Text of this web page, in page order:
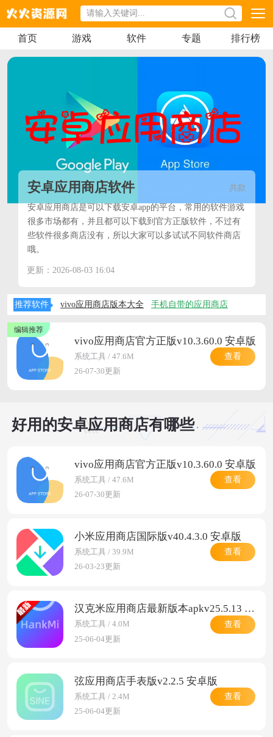
首页 游戏 软件 专题 排行榜
安卓应用商店软件 共款
安卓应用商店是可以下载安卓app的平台，常用的软件游戏
很多市场都有，并且都可以下载到官方正版软件，不过有
些软件很多商店没有，所以大家可以多试试不同软件商店
哦。
可以下载，在这里你可以看到应用商店华为应用市场下
等，快来看看吧。
更新：2026-08-03 16:04
推荐软件 vivo应用商店版本大全 手机自带的应用商店
vivo应用商店官方正版v10.3.60.0 安卓版
系统工具 / 47.6M
26-07-30更新
查看
好用的安卓应用商店有哪些
vivo应用商店官方正版v10.3.60.0 安卓版
系统工具 / 47.6M
26-07-30更新
查看
小米应用商店国际版v40.4.3.0 安卓版
系统工具 / 39.9M
26-03-23更新
查看
汉克米应用商店最新版本apkv25.5.13 安卓版
系统工具 / 4.0M
25-06-04更新
查看
弦应用商店手表版v2.2.5 安卓版
系统工具 / 2.4M
25-06-04更新
查看